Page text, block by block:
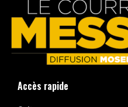
Accès rapide